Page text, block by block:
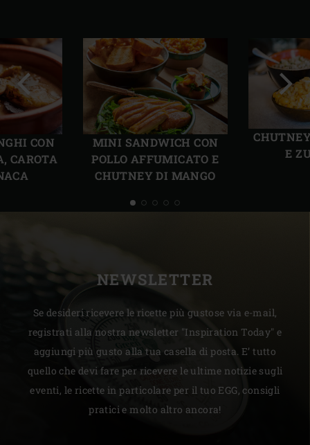
CON
CAROTA
MINI SANDWICH CON
POLLO AFFUMICATO E
CHUTNEY DI MANGO
E
Precedente
NEWSLETTER
Se desideri ricevere le ricette più gustose via e-mail,
registrati alla nostra newsletter "Inspiration Today" e
aggiungi più gusto alla tua casella di posta. E’ tutto
quello che devi fare per ricevere le ultime notizie sugli
eventi, le ricette in particolare per il tuo EGG, consigli
pratici e molto altro ancora!